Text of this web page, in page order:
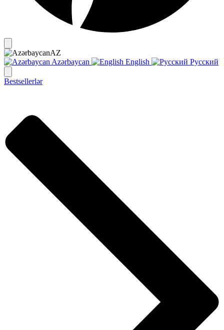
AZ
Azərbaycan
English Русский
Bestsellerlər